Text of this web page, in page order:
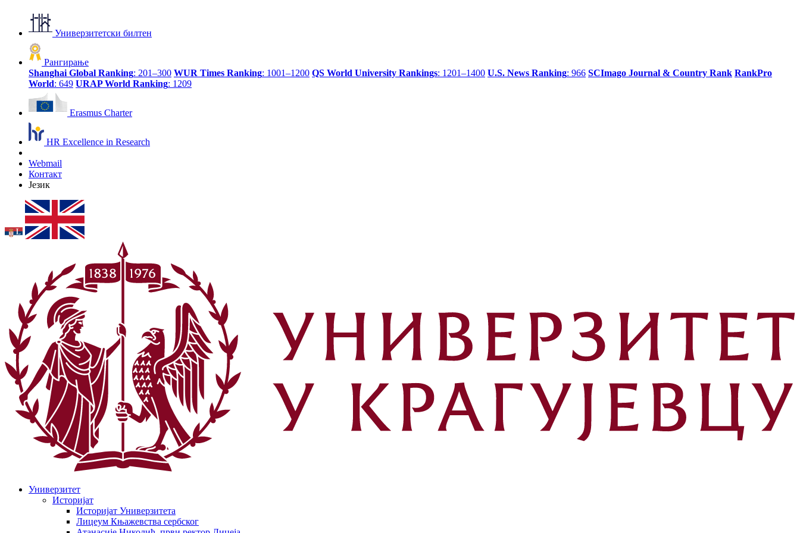
Универзитетски билтен
Рангирање
Shanghai Global Ranking: 201–300 WUR Times Ranking: 1001–1200 QS World University Rankings: 1201–1400 U.S. News Ranking: 966 SCImago Journal & Country Rank RankPro
World: 649 URAP World Ranking: 1209
Erasmus Charter
HR Excellence in Research
Webmail
Контакт
Језик
Универзитет
Историјат
Историјат Универзитета
Лицеум Књажевства сербског